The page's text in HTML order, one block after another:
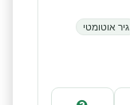
גיר אוטומטי